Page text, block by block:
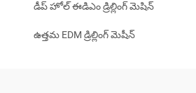
డీప్ హోల్ ఈడిఎం డ్రిల్లింగ్ మెషిన్
ఉత్తమ EDM డ్రిల్లింగ్ మెషీన్